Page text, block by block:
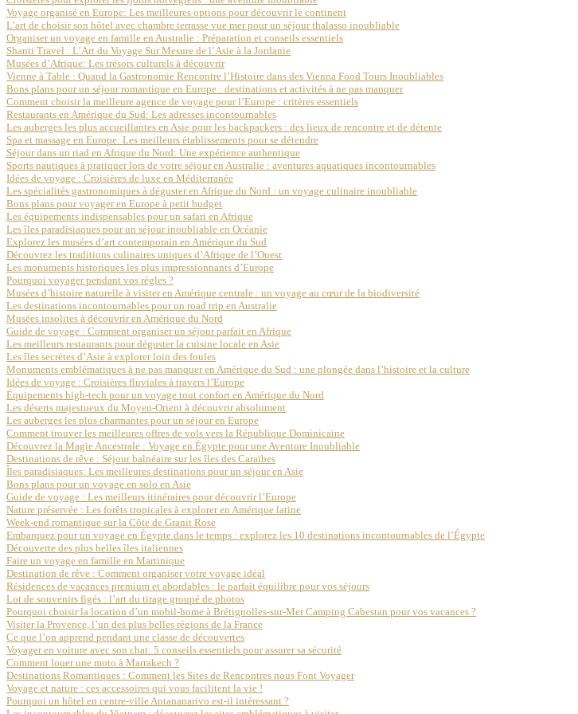
Voyage organisé en Europe: Les meilleures options pour découvrir le continent
L’art de choisir son hôtel avec chambre terrasse vue mer pour un séjour thalasso inoubliable
Organiser un voyage en famille en Australie : Préparation et conseils essentiels
Shanti Travel : L’Art du Voyage Sur Mesure de l’Asie à la Jordanie
Musées d’Afrique: Les trésors culturels à découvrir
Vienne à Table : Quand la Gastronomie Rencontre l’Histoire dans des Vienna Food Tours Inoubliables
Bons plans pour un séjour romantique en Europe : destinations et activités à ne pas manquer
Comment choisir la meilleure agence de voyage pour l’Europe : critères essentiels
Restaurants en Amérique du Sud: Les adresses incontournables
Les auberges les plus accueillantes en Asie pour les backpackers : des lieux de rencontre et de détente
Spa et massage en Europe: Les meilleurs établissements pour se détendre
Séjour dans un riad en Afrique du Nord: Une expérience authentique
Sports nautiques à pratiquer lors de votre séjour en Australie : aventures aquatiques incontournables
Idées de voyage : Croisières de luxe en Méditerranée
Les spécialités gastronomiques à déguster en Afrique du Nord : un voyage culinaire inoubliable
Bons plans pour voyager en Europe à petit budget
Les équipements indispensables pour un safari en Afrique
Les îles paradisiaques pour un séjour inoubliable en Océanie
Explorez les musées d’art contemporain en Amérique du Sud
Découvrez les traditions culinaires uniques d’Afrique de l’Ouest
Les monuments historiques les plus impressionnants d’Europe
Pourquoi voyager pendant vos règles ?
Musées d’histoire naturelle à visiter en Amérique centrale : un voyage au cœur de la biodiversité
Les destinations incontournables pour un road trip en Australie
Musées insolites à découvrir en Amérique du Nord
Guide de voyage : Comment organiser un séjour parfait en Afrique
Les meilleurs restaurants pour déguster la cuisine locale en Asie
Les îles secrètes d’Asie à explorer loin des foules
Monuments emblématiques à ne pas manquer en Amérique du Sud : une plongée dans l’histoire et la culture
Idées de voyage : Croisières fluviales à travers l’Europe
Équipements high-tech pour un voyage tout confort en Amérique du Nord
Les déserts majestueux du Moyen-Orient à découvrir absolument
Les auberges les plus charmantes pour un séjour en Europe
Comment trouver les meilleures offres de vols vers la République Dominicaine
Découvrez la Magie Ancestrale : Voyage en Égypte pour une Aventure Inoubliable
Destinations de rêve : Séjour balnéaire sur les îles des Caraïbes
Îles paradisiaques: Les meilleures destinations pour un séjour en Asie
Bons plans pour un voyage en solo en Asie
Guide de voyage : Les meilleurs itinéraires pour découvrir l’Europe
Nature préservée : Les forêts tropicales à explorer en Amérique latine
Week-end romantique sur la Côte de Granit Rose
Embarquez pour un voyage en Égypte dans le temps : explorez les 10 destinations incontournables de l’Égypte
Découverte des plus belles îles italiennes
Faire un voyage en famille en Martinique
Destination de rêve : Comment organiser votre voyage idéal
Résidences de vacances premium et abordables : le parfait équilibre pour vos séjours
Lot de souvenirs figés : l’art du tirage groupé de photos
Pourquoi choisir la location d’un mobil-home à Brétignolles-sur-Mer Camping Cabestan pour vos vacances ?
Visiter la Provence, l’un des plus belles régions de la France
Ce que l’on apprend pendant une classe de découvertes
Voyager en voiture avec son chat: 5 conseils essentiels pour assurer sa sécurité
Comment louer une moto à Marrakech ?
Destinations Romantiques : Comment les Sites de Rencontres nous Font Voyager
Voyage et nature : ces accessoires qui vous facilitent la vie !
Pourquoi un hôtel en centre-ville Antananarivo est-il intéressant ?